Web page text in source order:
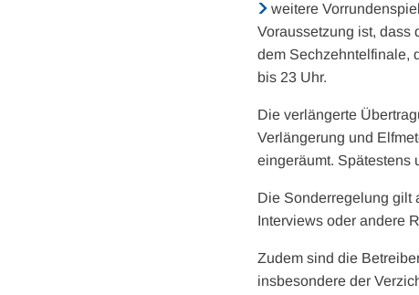
weitere
Voraussetzung ist, dass
dem Sechzehntelfinale,
bis 23 Uhr.
Die verlängerte
Verlängerung und
eingeräumt. Spätestens
Die Sonderregelung gilt
Interviews oder andere
Zudem sind die
insbesondere der